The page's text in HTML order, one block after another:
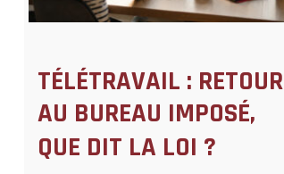
TÉLÉTRAVAIL : RETOUR
AU BUREAU IMPOSÉ,
QUE DIT LA LOI ?